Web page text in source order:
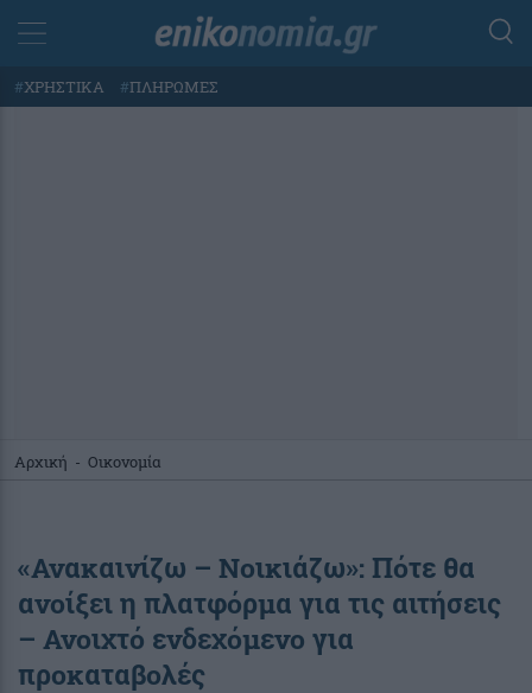
#ΧΡΗΣΤΙΚΑ #ΠΛΗΡΩΜΕΣ
Αρχική - Οικονομία
«Ανακαινίζω – Νοικιάζω»: Πότε θα
ανοίξει η πλατφόρμα για τις αιτήσεις
– Ανοιχτό ενδεχόμενο για
προκαταβολές